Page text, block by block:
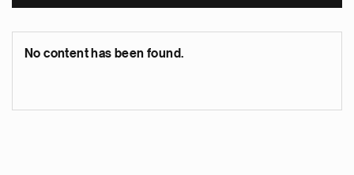
No content has been found.